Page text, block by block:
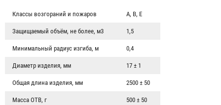
Классы возгораний и пожаров А, В, Е
Защищаемый объём, не более, м3 1,5
Минимальный радиус изгиба, м 0,4
Диаметр изделия, мм 17 ± 1
Общая длина изделия, мм 2500 ± 50
Масса ОТВ, г 500 ± 50